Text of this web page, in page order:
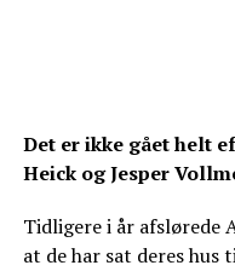
Det er ikke gået helt
Heick og Jesper
Tidligere i år afslørede
at de har sat deres hus